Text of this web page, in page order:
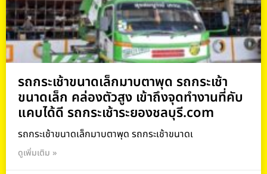
รถกระเช้าขนาดเล็กมาบตาพุด รถกระเช้า
ขนาดเล็ก คล่องตัวสูง เข้าถึงจุดทำงานที่คับ
แคบได้ดี รถกระเช้าระยองชลบุรี.com
รถกระเช้าขนาดเล็กมาบตาพุด รถกระเช้าขนาดเ
ดูเพิ่มเติม »